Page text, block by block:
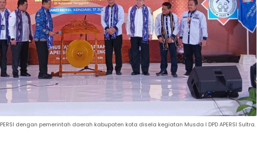
dengan pemerintah daerah kabupaten kota disela kegiatan Musda I DPD APERSI Sultra.